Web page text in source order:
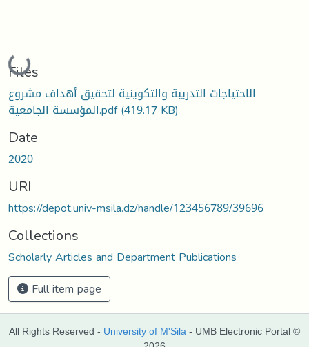
Loading...
Files
الاحتياجات التدريبة والتكوينية لتحقيق أهداف مشروع
المؤسسة الجامعية.pdf(419.17 KB)
Date
2020
URI
https://depot.univ-msila.dz/handle/123456789/39696
Collections
Scholarly Articles and Department Publications
Full item page
All Rights Reserved - University of M'Sila - UMB Electronic Portal ©